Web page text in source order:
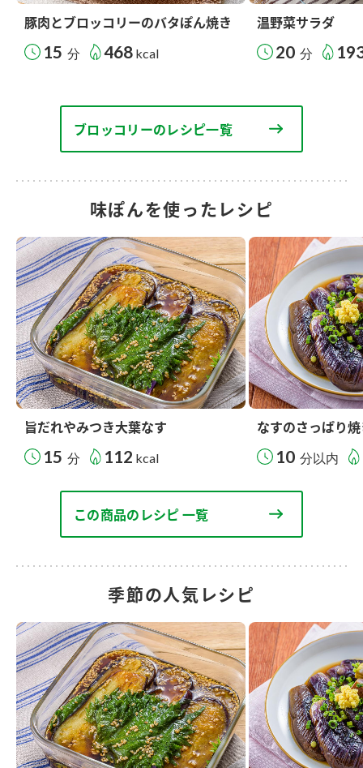
豚肉とブロッコリーのバタぽん焼き
15 分 468 kcal
温野菜サラダ
20 分
ブロッコリーのレシピ一覧
味ぽんを使ったレシピ
旨だれやみつき大葉なす
15 分 112 kcal
なすのさっぱり
10 分以内
この商品のレシピ 一覧
季節の人気レシピ